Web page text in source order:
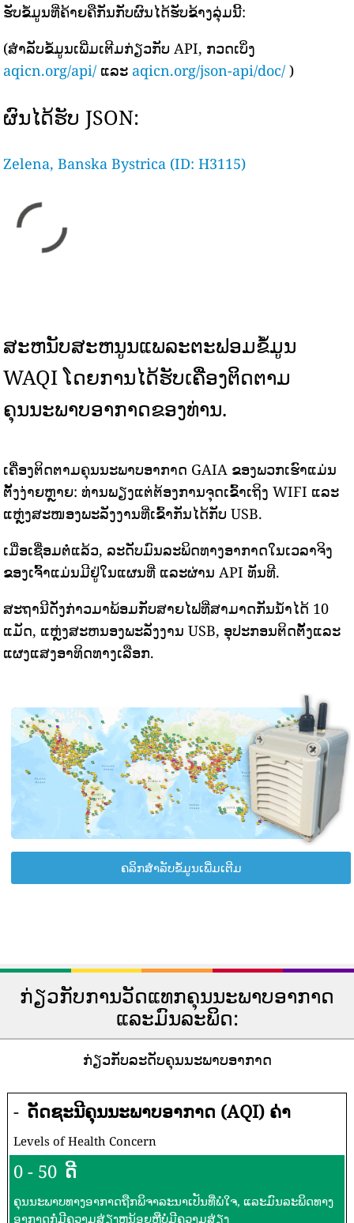
ຮັບຂໍ້ມູນທີ່ຄ້າຍຄືກັນກັບຜົນໄດ້ຮັບຂ້າງລຸ່ມນີ້:
(ສຳລັບຂໍ້ມູນເພີ່ມເຕີມກ່ຽວກັບ API, ກວດເບິ່ງ
aqicn.org/api/ ແລະ aqicn.org/json-api/doc/ )
ຜົນໄດ້ຮັບ JSON:
Zelena, Banska Bystrica (ID: H3115)
ສະຫນັບສະຫນູນແພລະຕະຟອມຂໍ້ມູນ
WAQI ໂດຍການໄດ້ຮັບເຄື່ອງຕິດຕາມ
ຄຸນນະພາບອາກາດຂອງທ່ານ.
ເຄື່ອງຕິດຕາມຄຸນນະພາບອາກາດ GAIA ຂອງພວກເຮົາແມ່ນ
ຕັ້ງງ່າຍຫຼາຍ: ທ່ານພຽງແຕ່ຕ້ອງການຈຸດເຂົ້າເຖິງ WIFI ແລະ
ແຫຼ່ງສະໜອງພະລັງງານທີ່ເຂົ້າກັນໄດ້ກັບ USB.
ເມື່ອເຊື່ອມຕໍ່ແລ້ວ, ລະດັບມົນລະພິດທາງອາກາດໃນເວລາຈິງ
ຂອງເຈົ້າແມ່ນມີຢູ່ໃນແຜນທີ່ ແລະຜ່ານ API ທັນທີ.
ສະຖານີດັ່ງກ່າວມາພ້ອມກັບສາຍໄຟທີ່ສາມາດກັນນ້ໍາໄດ້ 10
ແມັດ, ແຫຼ່ງສະຫນອງພະລັງງານ USB, ອຸປະກອນຕິດຕັ້ງແລະ
ແຜງແສງອາທິດທາງເລືອກ.
ຄລິກສຳລັບຂໍ້ມູນເພີ່ມເຕີມ
ກ່ຽວກັບການວັດແທກຄຸນນະພາບອາກາດ
ແລະມົນລະພິດ:
ກ່ຽວກັບລະດັບຄຸນນະພາບອາກາດ
- ດັດຊະນີຄຸນນະພາບອາກາດ (AQI) ຄ່າ
Levels of Health Concern
0 - 50 ດີ
ຄຸນນະພາບທາງອາກາດຖືກພິຈາລະນາເປັນທີ່ພໍໃຈ, ແລະມົນລະພິດທາງ
ອາກາດກໍ່ມີຄວາມສ່ຽງຫນ້ອຍຫຼືບໍ່ມີຄວາມສ່ຽງ